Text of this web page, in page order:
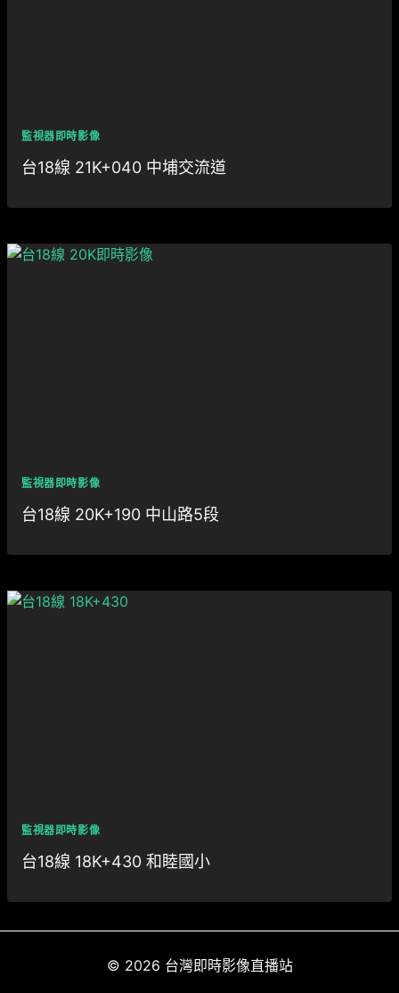
監視器即時影像
台18線 21K+040 中埔交流道
監視器即時影像
台18線 20K+190 中山路5段
監視器即時影像
台18線 18K+430 和睦國小
© 2026 台灣即時影像直播站